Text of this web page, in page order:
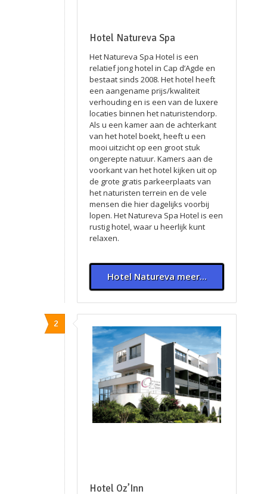
Hotel Natureva Spa
Het Natureva Spa Hotel is een
relatief jong hotel in Cap d’Agde en
bestaat sinds 2008. Het hotel heeft
een aangename prijs/kwaliteit
verhouding en is een van de luxere
locaties binnen het naturistendorp.
Als u een kamer aan de achterkant
van het hotel boekt, heeft u een
mooi uitzicht op een groot stuk
ongerepte natuur. Kamers aan de
voorkant van het hotel kijken uit op
de grote gratis parkeerplaats van
het naturisten terrein en de vele
mensen die hier dagelijks voorbij
lopen. Het Natureva Spa Hotel is een
rustig hotel, waar u heerlijk kunt
relaxen.
Hotel Natureva meer...
2
Hotel Oz’Inn